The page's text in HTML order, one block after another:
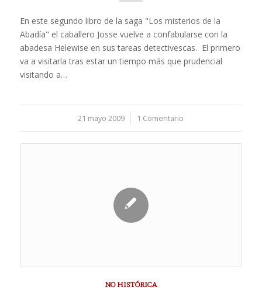
En este segundo libro de la saga "Los misterios de la
Abadía" el caballero Josse vuelve a confabularse con la
abadesa Helewise en sus tareas detectivescas. El primero
va a visitarla tras estar un tiempo más que prudencial
visitando a…
21 mayo 2009
/ 1 Comentario
NO HISTÓRICA